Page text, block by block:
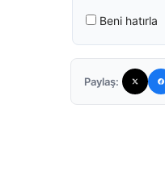
Beni hatırla
Paylaş: